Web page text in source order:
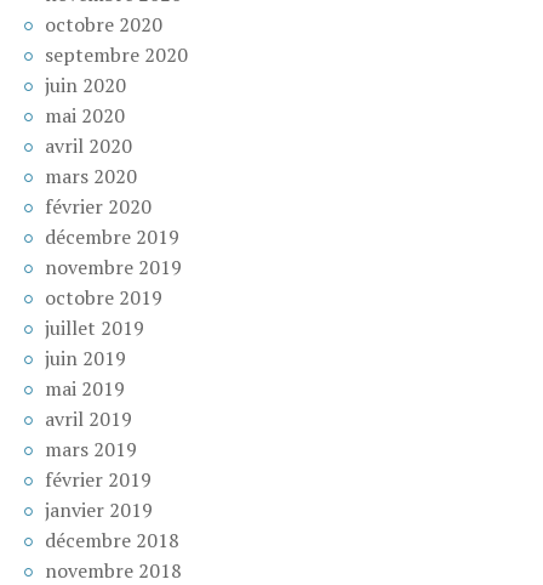
octobre 2020
septembre 2020
juin 2020
mai 2020
avril 2020
mars 2020
février 2020
décembre 2019
novembre 2019
octobre 2019
juillet 2019
juin 2019
mai 2019
avril 2019
mars 2019
février 2019
janvier 2019
décembre 2018
novembre 2018